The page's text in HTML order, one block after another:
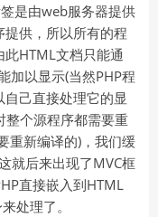
是由web服务器提供
供，所以所有的程
HTML文档只能通
加以显示(当然PHP程
己直接处理它的显
整个源程序都需要重
重新编译的)，我们缓
就后来出现了MVC框
直接嵌入到HTML
处理了。